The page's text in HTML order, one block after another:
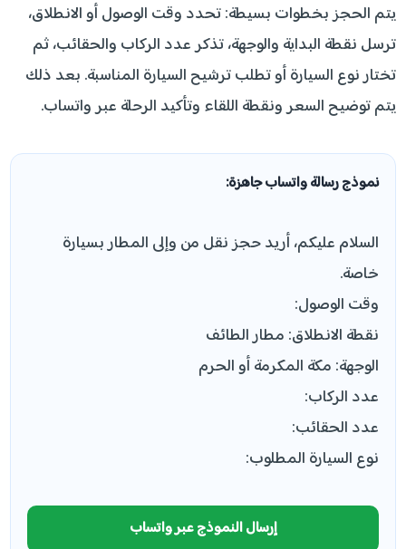
يتم الحجز بخطوات بسيطة: تحدد وقت الوصول أو الانطلاق،
ترسل نقطة البداية والوجهة، تذكر عدد الركاب والحقائب، ثم
تختار نوع السيارة أو تطلب ترشيح السيارة المناسبة. بعد ذلك
يتم توضيح السعر ونقطة اللقاء وتأكيد الرحلة عبر واتساب.
نموذج رسالة واتساب جاهزة:
السلام عليكم، أريد حجز نقل من وإلى المطار بسيارة
خاصة.
وقت الوصول:
نقطة الانطلاق: مطار الطائف
الوجهة: مكة المكرمة أو الحرم
عدد الركاب:
عدد الحقائب:
نوع السيارة المطلوب:
إرسال النموذج عبر واتساب